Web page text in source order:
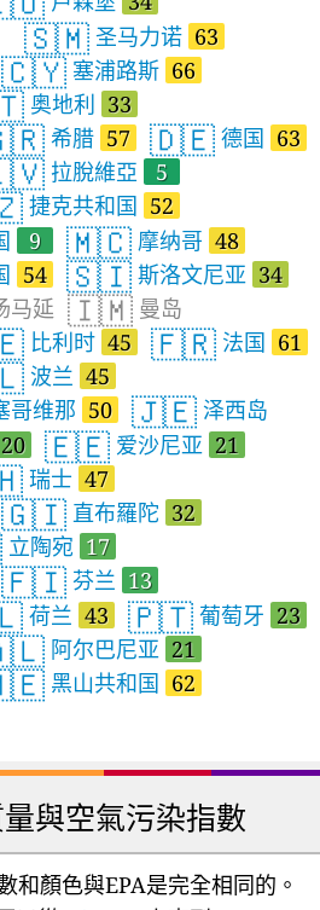
🇸🇲 圣马力诺 63
🇨🇾 塞浦路斯 66
奥地利 33
希腊 57 🇩🇪 德国 63
拉脫維亞 5
捷克共和国 52
9 🇲🇨 摩纳哥 48
54 🇸🇮 斯洛文尼亚 34
马延 🇮🇲 曼岛
比利时 45 🇫🇷 法国 61
波兰 45
哥维那 50 🇯🇪 泽西岛
20 🇪🇪 爱沙尼亚 21
瑞士 47
🇬🇮 直布羅陀 32
立陶宛 17
🇫🇮 芬兰 13
荷兰 43 🇵🇹 葡萄牙 23
阿尔巴尼亚 21
黑山共和国 62
與空氣污染指數
和顏色與EPA是完全相同的。